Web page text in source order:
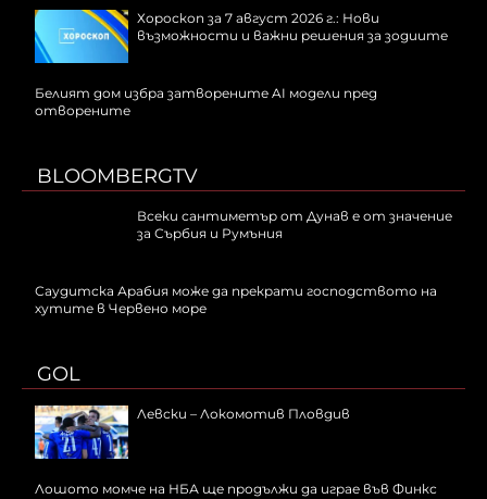
Хороскоп за 7 август 2026 г.: Нови
възможности и важни решения за зодиите
Белият дом избра затворените AI модели пред
отворените
BLOOMBERGTV
Всеки сантиметър от Дунав е от значение
за Сърбия и Румъния
Саудитска Арабия може да прекрати господството на
хутите в Червено море
GOL
Левски – Локомотив Пловдив
Лошото момче на НБА ще продължи да играе във Финкс